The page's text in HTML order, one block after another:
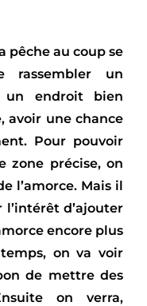
pêche au coup se
rassembler un
un endroit bien
avoir une chance
Pour pouvoir
zone précise, on
l’amorce. Mais il
d’ajouter
encore plus
on va voir
de mettre des
on verra,